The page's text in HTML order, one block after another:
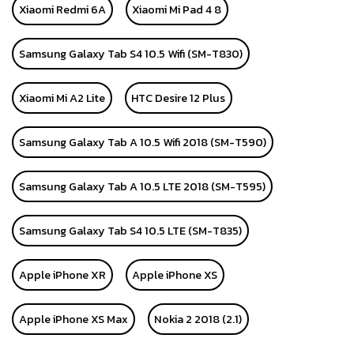
Xiaomi Redmi 6A Xiaomi Mi Pad 4 8
Samsung Galaxy Tab S4 10.5 Wifi (SM-T830)
Xiaomi Mi A2 Lite HTC Desire 12 Plus
Samsung Galaxy Tab A 10.5 Wifi 2018 (SM-T590)
Samsung Galaxy Tab A 10.5 LTE 2018 (SM-T595)
Samsung Galaxy Tab S4 10.5 LTE (SM-T835)
Apple iPhone XR Apple iPhone XS
Apple iPhone XS Max Nokia 2 2018 (2.1)